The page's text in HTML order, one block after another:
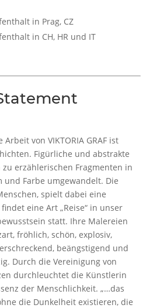
in Prag, CZ
in CH, HR und IT
von VIKTORIA GRAF ist
Figürliche und abstrakte
zu erzählerischen Fragmenten in
und Farbe umgewandelt. Die
spielt dabei eine
eine Art „Reise“ in unser
statt. Ihre Malereien
fröhlich, schön, explosiv,
beängstigend und
Durch die Vereinigung von
durchleuchtet die Künstlerin
der Menschlichkeit. „…das
die Dunkelheit existieren, die